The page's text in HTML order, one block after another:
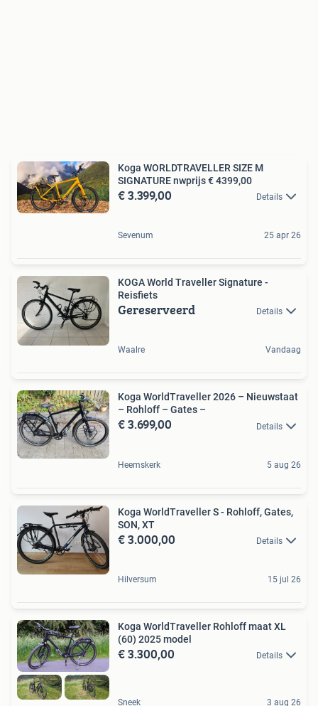
Koga WORLDTRAVELLER SIZE M
SIGNATURE nwprijs € 4399,00
€ 3.399,00 Details
Sevenum 25 apr 26
KOGA World Traveller Signature -
Reisfiets
Gereserveerd Details
Waalre Vandaag
Koga WorldTraveller 2026 – Nieuwstaat
– Rohloff – Gates –
€ 3.699,00 Details
Heemskerk 5 aug 26
Koga WorldTraveller S - Rohloff, Gates,
SON, XT
€ 3.000,00 Details
Hilversum 15 jul 26
Koga WorldTraveller Rohloff maat XL
(60) 2025 model
€ 3.300,00 Details
Sneek 3 aug 26